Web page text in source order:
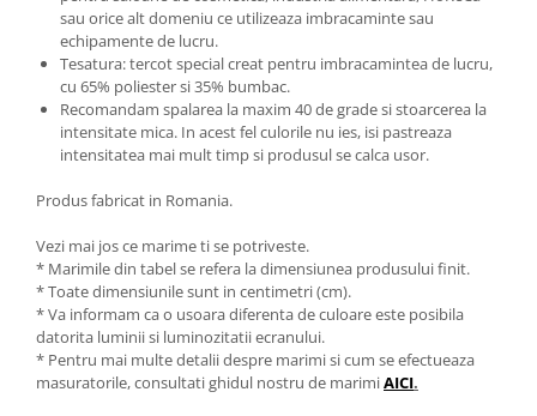
sau orice alt domeniu ce utilizeaza imbracaminte sau
echipamente de lucru.
Tesatura: tercot special creat pentru imbracamintea de lucru,
cu 65% poliester si 35% bumbac.
Recomandam spalarea la maxim 40 de grade si stoarcerea la
intensitate mica. In acest fel culorile nu ies, isi pastreaza
intensitatea mai mult timp si produsul se calca usor.
Produs fabricat in Romania.
Vezi mai jos ce marime ti se potriveste.
* Marimile din tabel se refera la dimensiunea produsului finit.
* Toate dimensiunile sunt in centimetri (cm).
* Va informam ca o usoara diferenta de culoare este posibila
datorita luminii si luminozitatii ecranului.
* Pentru mai multe detalii despre marimi si cum se efectueaza
masuratorile, consultati ghidul nostru de marimiAICI.